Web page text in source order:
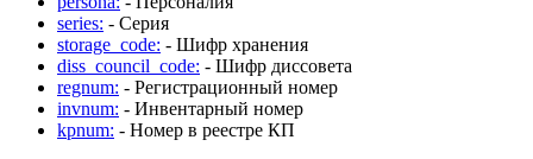
series: - Серия
storage_code: - Шифр хранения
diss_council_code: - Шифр диссовета
regnum: - Регистрационный номер
invnum: - Инвентарный номер
kpnum: - Номер в реестре КП